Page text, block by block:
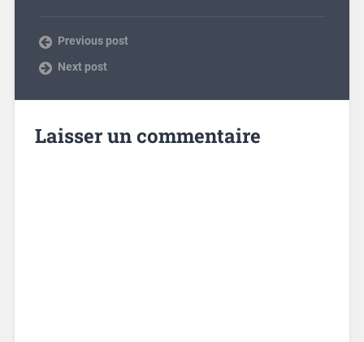
Previous post
Next post
Laisser un commentaire